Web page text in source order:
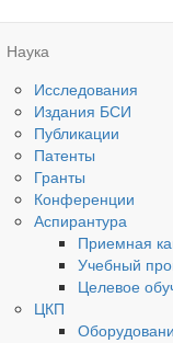
Наука
Исследования
Издания БСИ
Публикации
Патенты
Гранты
Конференции
Аспирантура
Приемная
Учебный
Целевое
ЦКП